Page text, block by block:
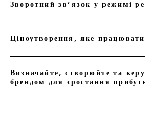
Зворотний зв’язок у режимі
Ціноутворення, яке
Визначайте, створюйте та
брендом для зростання